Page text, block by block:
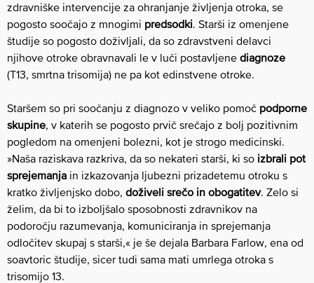
zdravniške intervencije za ohranjanje življenja otroka, se
pogosto soočajo z mnogimi predsodki. Starši iz omenjene
študije so pogosto doživljali, da so zdravstveni delavci
njihove otroke obravnavali le v luči postavljene diagnoze
(T13, smrtna trisomija) ne pa kot edinstvene otroke.
Staršem so pri soočanju z diagnozo v veliko pomoč podporne
skupine, v katerih se pogosto prvič srečajo z bolj pozitivnim
pogledom na omenjeni bolezni, kot je strogo medicinski.
»Naša raziskava razkriva, da so nekateri starši, ki so izbrali pot
sprejemanja in izkazovanja ljubezni prizadetemu otroku s
kratko življenjsko dobo, doživeli srečo in obogatitev. Zelo si
želim, da bi to izboljšalo sposobnosti zdravnikov na
podoročju razumevanja, komuniciranja in sprejemanja
odločitev skupaj s starši,« je še dejala Barbara Farlow, ena od
soavtoric študije, sicer tudi sama mati umrlega otroka s
trisomijo 13.